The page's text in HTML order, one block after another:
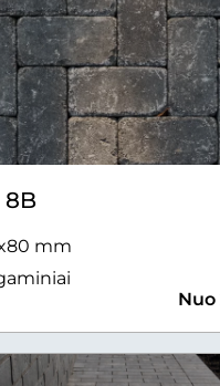
8B
mm
Nuo